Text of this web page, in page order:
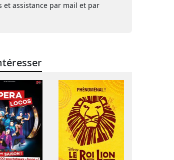
et assistance par mail et par